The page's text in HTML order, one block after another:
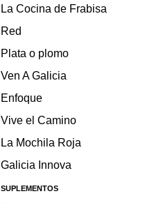
La Cocina de Frabisa
Red
Plata o plomo
Ven A Galicia
Enfoque
Vive el Camino
La Mochila Roja
Galicia Innova
SUPLEMENTOS